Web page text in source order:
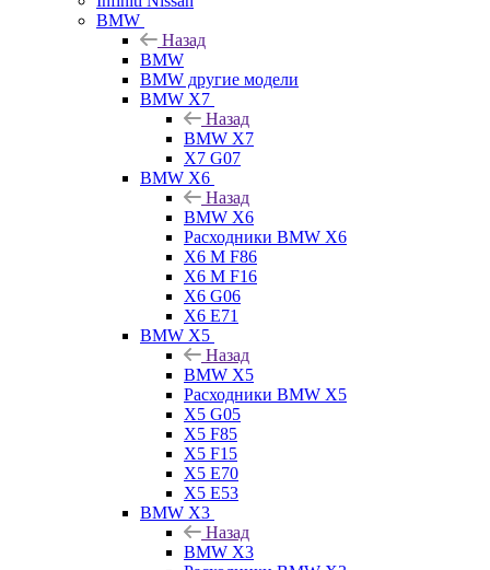
BMW
Назад
BMW
BMW другие модели
BMW X7
Назад
BMW X7
X7 G07
BMW X6
Назад
BMW X6
Расходники BMW X6
X6 M F86
X6 M F16
X6 G06
X6 E71
BMW X5
Назад
BMW X5
Расходники BMW X5
X5 G05
X5 F85
X5 F15
X5 E70
X5 E53
BMW X3
Назад
BMW X3